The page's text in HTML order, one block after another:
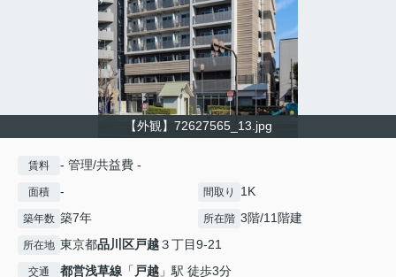
【外観】72627565_13.jpg
賃料 - 管理/共益費 -
面積 - 間取り 1K
築年数 築7年 所在階 3階/11階建
所在地 東京都品川区戸越３丁目9-21
交通 都営浅草線 「 戸越 」駅 徒歩3分